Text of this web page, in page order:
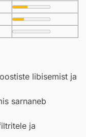
libisemist ja
sarnaneb
ja